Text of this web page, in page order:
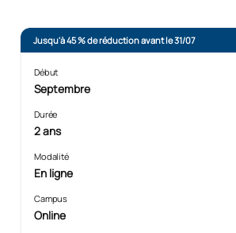
Jusqu'à 45 % de réduction avant le 31/07
Début
Septembre
Durée
2 ans
Modalité
En ligne
Campus
Online